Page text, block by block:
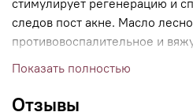
стимулирует регенерацию и
следов пост акне. Масло
противовоспалительное и
поры, выравнивает тон и
факторов. Саркозин очищает
Показать полностью
Отзывы